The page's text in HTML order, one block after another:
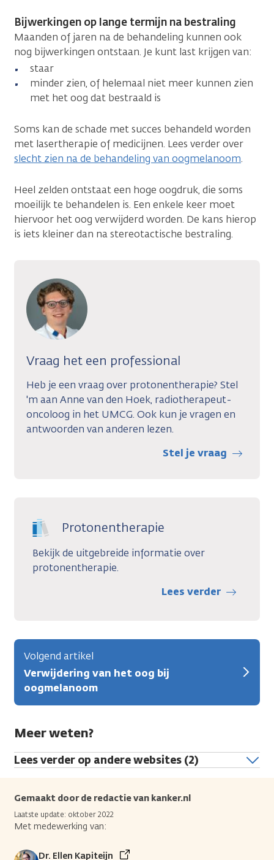
Bijwerkingen op lange termijn na bestraling
Maanden of jaren na de behandeling kunnen ook
nog bijwerkingen ontstaan. Je kunt last krijgen van:
staar
minder zien, of helemaal niet meer kunnen zien
met het oog dat bestraald is
Soms kan de schade met succes behandeld worden
met lasertherapie of medicijnen. Lees verder over
slecht zien na de behandeling van oogmelanoom.
Heel zelden ontstaat een hoge oogdruk, die soms
moeilijk te behandelen is. Een enkele keer moet
hiervoor het oog verwijderd worden. De kans hierop
is iets kleiner dan na stereotactische bestraling.
Vraag het een professional
Heb je een vraag over protonentherapie? Stel
'm aan Anne van den Hoek, radiotherapeut-
oncoloog in het UMCG. Ook kun je vragen en
antwoorden van anderen lezen.
Stel je vraag
Protonentherapie
Bekijk de uitgebreide informatie over
protonentherapie.
Lees verder
Volgend artikel
Verwijdering van het oog bij
oogmelanoom
Meer weten?
Lees verder op andere websites (2)
Gemaakt door de redactie van kanker.nl
Laatste update: oktober 2022
Met medewerking van:
Dr. Ellen Kapiteijn